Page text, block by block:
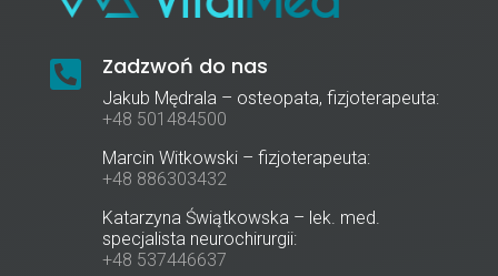
 Zadzwoń do nas
Jakub Mędrala – osteopata, fizjoterapeuta:
+48 501484500
Marcin Witkowski – fizjoterapeuta:
+48 886303432
Katarzyna Świątkowska – lek. med.
specjalista neurochirurgii:
+48 537446637